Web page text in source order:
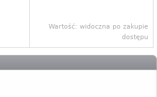
Wartość: widoczna po zakupie
dostępu